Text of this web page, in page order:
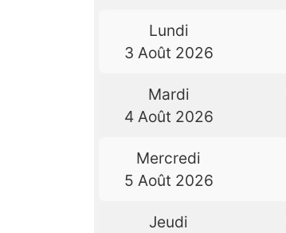
Lundi
3 Août 2026
Mardi
4 Août 2026
Mercredi
5 Août 2026
Jeudi